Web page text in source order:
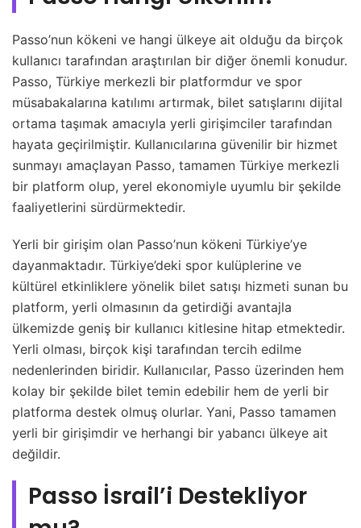
Passo’nun kökeni ve hangi ülkeye ait olduğu da birçok
kullanıcı tarafından araştırılan bir diğer önemli konudur.
Passo, Türkiye merkezli bir platformdur ve spor
müsabakalarına katılımı artırmak, bilet satışlarını dijital
ortama taşımak amacıyla yerli girişimciler tarafından
hayata geçirilmiştir. Kullanıcılarına güvenilir bir hizmet
sunmayı amaçlayan Passo, tamamen Türkiye merkezli
bir platform olup, yerel ekonomiyle uyumlu bir şekilde
faaliyetlerini sürdürmektedir.
Yerli bir girişim olan Passo’nun kökeni Türkiye’ye
dayanmaktadır. Türkiye’deki spor kulüplerine ve
kültürel etkinliklere yönelik bilet satışı hizmeti sunan bu
platform, yerli olmasının da getirdiği avantajla
ülkemizde geniş bir kullanıcı kitlesine hitap etmektedir.
Yerli olması, birçok kişi tarafından tercih edilme
nedenlerinden biridir. Kullanıcılar, Passo üzerinden hem
kolay bir şekilde bilet temin edebilir hem de yerli bir
platforma destek olmuş olurlar. Yani, Passo tamamen
yerli bir girişimdir ve herhangi bir yabancı ülkeye ait
değildir.
Passo İsrail’i Destekliyor